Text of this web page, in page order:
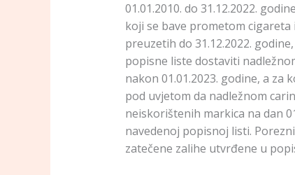
01.01.2010. do 31.12.2022.
koji se bave prometom
preuzetih do 31.12.2022.
popisne liste dostaviti
nakon 01.01.2023. godine, a za
pod uvjetom da nadležnom
neiskorištenih markica na dan
navedenoj popisnoj listi.
zatečene zalihe utvrđene u